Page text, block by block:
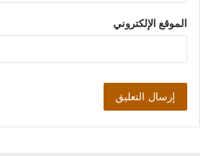
الموقع الإلكتروني